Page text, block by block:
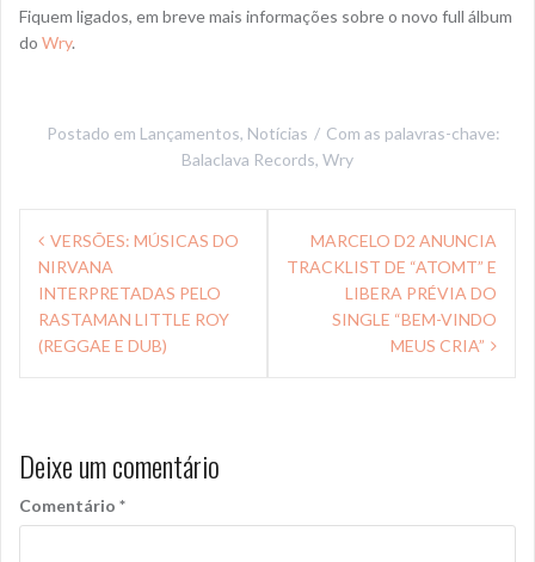
Fiquem ligados, em breve mais informações sobre o novo full álbum
do Wry.
Postado em Lançamentos, Notícias
Com as palavras-chave:
Balaclava Records, Wry
Navegação
de
Post
VERSÕES: MÚSICAS DO
NIRVANA
INTERPRETADAS PELO
RASTAMAN LITTLE ROY
(REGGAE E DUB)
MARCELO D2 ANUNCIA
TRACKLIST DE “ATOMT” E
LIBERA PRÉVIA DO
SINGLE “BEM-VINDO
MEUS CRIA”
Deixe um comentário
Comentário *